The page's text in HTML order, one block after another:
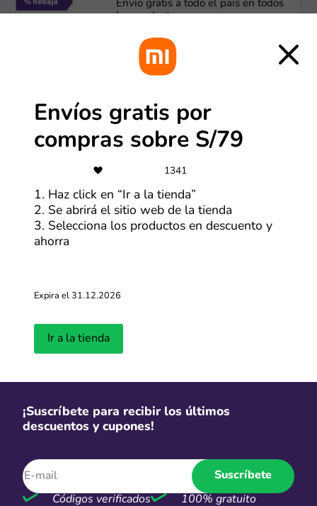
Envío gratis a todo el país en todos
los productos
Cuotas
Paga en hasta 6 cuotas con tarjetas
seleccionadas
Más cupones de Tiendamia
CSI
Compra con hasta 18 cuotas sin
Más cupones de Reuse
Envío e instalación gratis Electrolux
Envíos gratis por
compras sobre S/79
1341
1. Haz click en “Ir a la tienda”
2. Se abrirá el sitio web de la tienda
3. Selecciona los productos en descuento y
ahorra
Expira el 31.12.2026
Ir a la tienda
¡Suscríbete para recibir los últimos
descuentos y cupones!
Suscríbete
Códigos verificados
100% gratuito